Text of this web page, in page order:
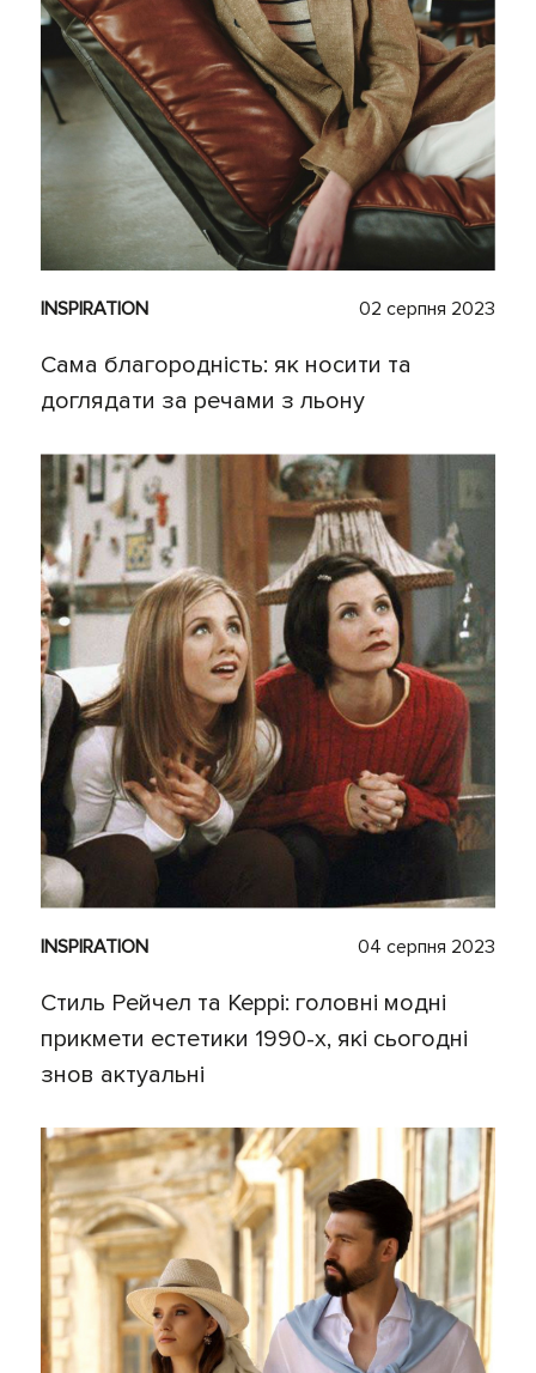
INSPIRATION 02 серпня 2023
Сама благородність: як носити та
доглядати за речами з льону
INSPIRATION 04 серпня 2023
Стиль Рейчел та Керрі: головні модні
прикмети естетики 1990-х, які сьогодні
знов актуальні